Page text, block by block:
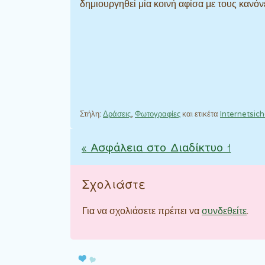
δημιουργηθεί μία κοινή αφίσα με τους
Στήλη: Δράσεις, Φωτογραφίεςκαι ετικέτα
Πλοήγηση άρθρων
«Ασφάλεια στο Διαδίκτυο 1
Σχολιάστε
Για να σχολιάσετε πρέπει νασυνδεθείτε.